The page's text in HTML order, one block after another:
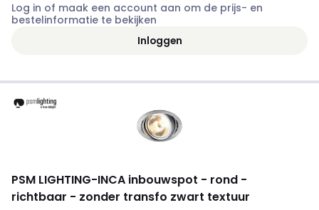
Log in of maak een account aan om de prijs- en
bestelinformatie te bekijken
Inloggen
PSM LIGHTING-INCA inbouwspot - rond -
richtbaar - zonder transfo zwart textuur